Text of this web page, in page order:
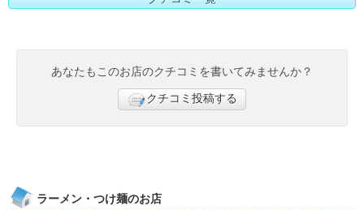
あなたもこのお店のクチコミを書いてみませんか？
クチコミ投稿する
ラーメン・つけ麺のお店